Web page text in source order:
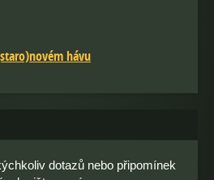
hávu
dotazů nebo připomínek